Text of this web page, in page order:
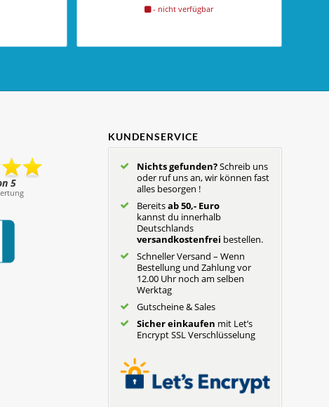
- nicht verfügbar
KUNDENSERVICE
Nichts gefunden?Schreib uns
oder ruf uns an, wir können fast
alles besorgen !
Bereitsab 50,- Euro
kannst du innerhalb
Deutschlands
versandkostenfrei bestellen.
Schneller Versand – Wenn
Bestellung und Zahlung vor
12.00 Uhr noch am selben
Werktag
Gutscheine & Sales
Sicher einkaufen mit Let’s
Encrypt SSL Verschlüsselung